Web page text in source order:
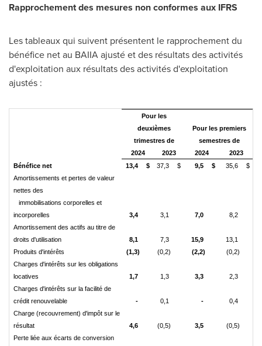
Rapprochement des mesures non conformes aux IFRS
Les tableaux qui suivent présentent le rapprochement du
bénéfice net au BAIIA ajusté et des résultats des activités
d'exploitation aux résultats des activités d'exploitation
ajustés :
Pour les
deuxièmes
trimestres de
Pour les premiers
semestres de
2024
2023 2024
2023
Bénéfice net
13,4 $ 37,3 $ 9,5 $ 35,6
$
Amortissements et pertes de valeur
nettes des
immobilisations corporelles et
incorporelles
3,4 3,1 7,0
8,2
Amortissement des actifs au titre de
droits d'utilisation
8,1 7,3 15,9
13,1
Produits d'intérêts
(1,3) (0,2) (2,2)
(0,2)
Charges d'intérêts sur les obligations
locatives
1,7 1,3 3,3
2,3
Charges d'intérêts sur la facilité de
crédit renouvelable
- 0,1 -
0,4
Charge (recouvrement) d'impôt sur le
résultat
4,6 (0,5) 3,5
(0,5)
Perte liée aux écarts de conversion